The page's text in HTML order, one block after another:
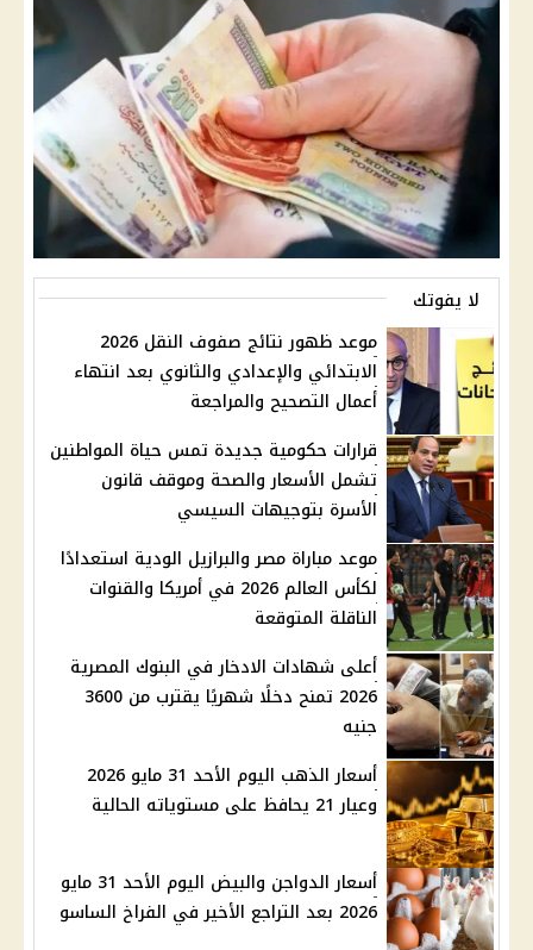
لا يفوتك
موعد ظهور نتائج صفوف النقل 2026
الابتدائي والإعدادي والثانوي بعد انتهاء
أعمال التصحيح والمراجعة
قرارات حكومية جديدة تمس حياة المواطنين
تشمل الأسعار والصحة وموقف قانون
الأسرة بتوجيهات السيسي
موعد مباراة مصر والبرازيل الودية استعدادًا
لكأس العالم 2026 في أمريكا والقنوات
الناقلة المتوقعة
أعلى شهادات الادخار في البنوك المصرية
2026 تمنح دخلًا شهريًا يقترب من 3600
جنيه
أسعار الذهب اليوم الأحد 31 مايو 2026
وعيار 21 يحافظ على مستوياته الحالية
أسعار الدواجن والبيض اليوم الأحد 31 مايو
2026 بعد التراجع الأخير في الفراخ الساسو